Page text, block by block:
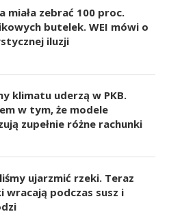
miała zebrać 100 proc.
butelek. WEI mówi o
iluzji
klimatu uderzą w PKB.
w tym, że modele
zupełnie różne rachunki
ujarzmić rzeki. Teraz
wracają podczas susz i